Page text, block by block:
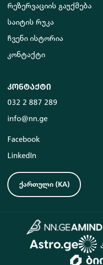
რეზერვაციის გაუქმება
საიტის რუკა
ჩვენი ისტორია
კონტაქტი
კონტაქტი
032 2 887 289
info@nn.ge
Facebook
LinkedIn
ქართული (KA)